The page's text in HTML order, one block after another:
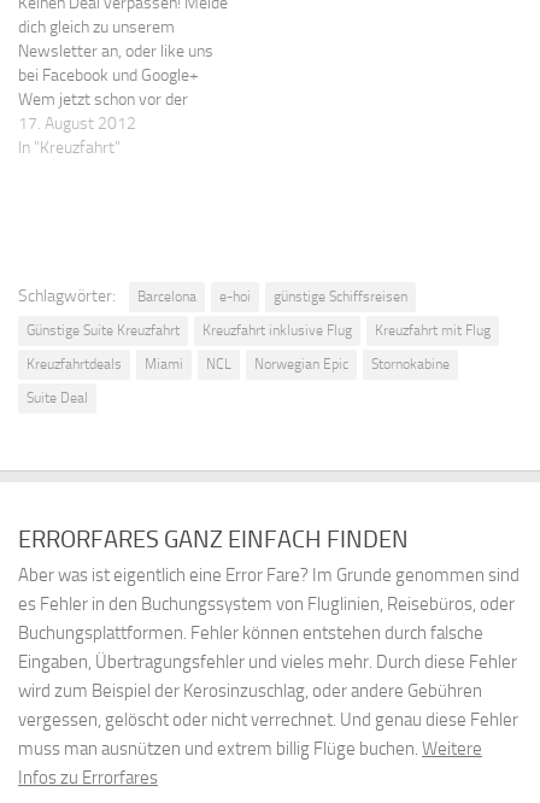
dich gleich zu unserem
Newsletter an, oder like uns
bei Facebook und Google+
Wem jetzt schon vor der
Winterkälte im Dezember und
Jänner graut, der kann jetzt
17. August 2012
In "Kreuzfahrt"
Schlagwörter: Barcelona e-hoi
günstige Schiffsreisen
Günstige Suite Kreuzfahrt
Kreuzfahrt inklusive Flug
Kreuzfahrt mit Flug
Kreuzfahrtdeals
Miami NCL Norwegian Epic
Stornokabine
Suite Deal
ERRORFARES GANZ EINFACH FINDEN
Aber was ist eigentlich eine Error Fare? Im Grunde genommen sind
es Fehler in den Buchungssystem von Fluglinien, Reisebüros, oder
Buchungsplattformen. Fehler können entstehen durch falsche
Eingaben, Übertragungsfehler und vieles mehr. Durch diese Fehler
wird zum Beispiel der Kerosinzuschlag, oder andere Gebühren
vergessen, gelöscht oder nicht verrechnet. Und genau diese Fehler
muss man ausnützen und extrem billig Flüge buchen. Weitere
Infos zu Errorfares